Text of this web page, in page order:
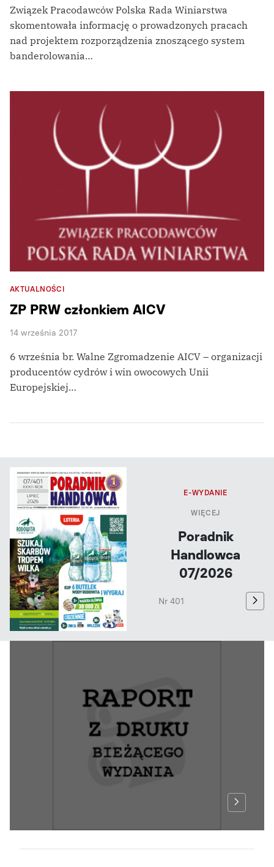
Związek Pracodawców Polska Rada Winiarstwa
skomentowała informację o prowadzonych pracach
nad projektem rozporządzenia znoszącego system
banderolowania…
AKTUALNOŚCI
ZP PRW członkiem AICV
14 września 2017
6 września br. Walne Zgromadzenie AICV – organizacji
producentów cydrów i win owocowych Unii
Europejskiej…
E-WYDANIE
WIĘCEJ
Poradnik
Handlowca
07/2026
Nr 401